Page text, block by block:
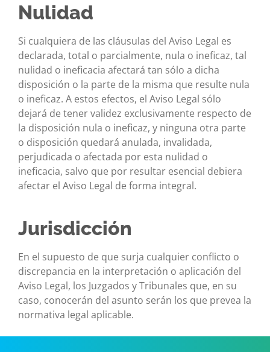
Nulidad
Si cualquiera de las cláusulas del Aviso Legal es
declarada, total o parcialmente, nula o ineficaz, tal
nulidad o ineficacia afectará tan sólo a dicha
disposición o la parte de la misma que resulte nula
o ineficaz. A estos efectos, el Aviso Legal sólo
dejará de tener validez exclusivamente respecto de
la disposición nula o ineficaz, y ninguna otra parte
o disposición quedará anulada, invalidada,
perjudicada o afectada por esta nulidad o
ineficacia, salvo que por resultar esencial debiera
afectar el Aviso Legal de forma integral.
Jurisdicción
En el supuesto de que surja cualquier conflicto o
discrepancia en la interpretación o aplicación del
Aviso Legal, los Juzgados y Tribunales que, en su
caso, conocerán del asunto serán los que prevea la
normativa legal aplicable.